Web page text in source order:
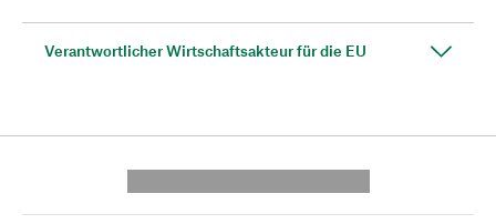
Verantwortlicher Wirtschaftsakteur für die EU